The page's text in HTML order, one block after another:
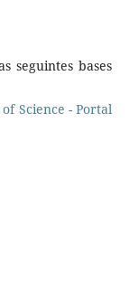
seguintes bases
Science - Portal